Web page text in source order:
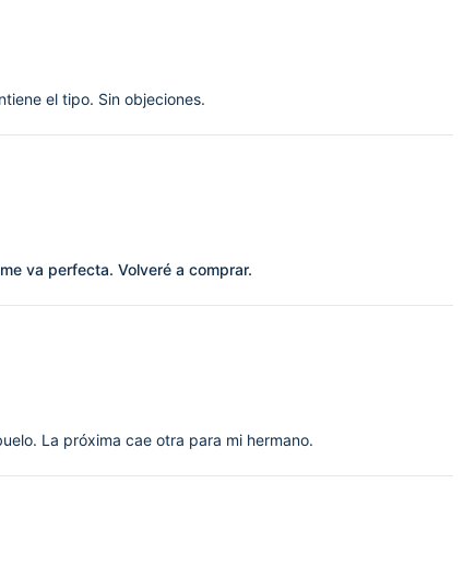
el tipo. Sin objeciones.
va perfecta. Volveré a comprar.
La próxima cae otra para mi hermano.